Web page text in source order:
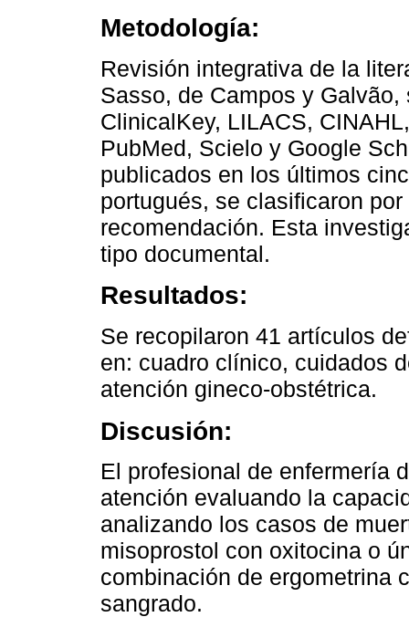
Metodología:
Revisión integrativa de la
Sasso, de Campos y
ClinicalKey, LILACS,
PubMed, Scielo y Google
publicados en los últimos
portugués, se clasificaron
recomendación. Esta
tipo documental.
Resultados:
Se recopilaron 41 artículos
en: cuadro clínico, cuidados
atención gineco-obstétrica.
Discusión:
El profesional de enfermería
atención evaluando la
analizando los casos de
misoprostol con oxitocina o
combinación de ergometrina
sangrado.